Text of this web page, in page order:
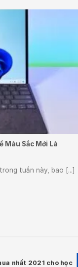
Màu Sắc Mới Là
tuần này, bao [...]
nhất 2021 cho học